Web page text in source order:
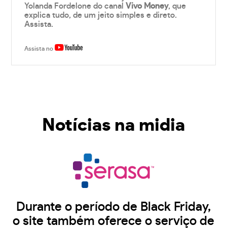
Yolanda Fordelone do canalVivo Money, que
explica tudo, de um jeito simples e direto.
Assista.
Assista no
Notícias na midia
Durante o período de Black Friday,
o site também oferece o serviço de